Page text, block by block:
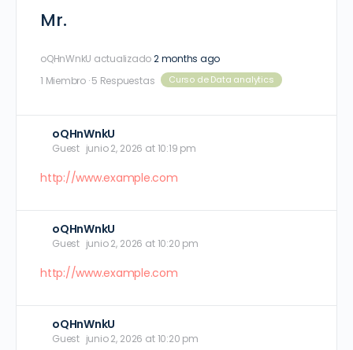
Mr.
oQHnWnkU actualizado2 months ago
1 Miembro · 5 Respuestas Curso de Data analytics
oQHnWnkU
Guest junio 2, 2026 at 10:19 pm
http://www.example.com
oQHnWnkU
Guest junio 2, 2026 at 10:20 pm
http://www.example.com
oQHnWnkU
Guest junio 2, 2026 at 10:20 pm